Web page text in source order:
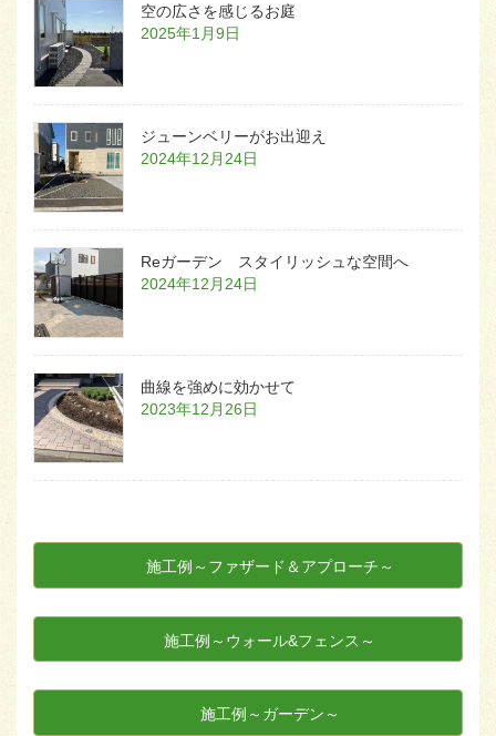
空の広さを感じるお庭
2025年1月9日
ジューンベリーがお出迎え
2024年12月24日
Reガーデン スタイリッシュな空間へ
2024年12月24日
曲線を強めに効かせて
2023年12月26日
施工例～ファザード＆アプローチ～
施工例～ウォール&フェンス～
施工例～ガーデン～